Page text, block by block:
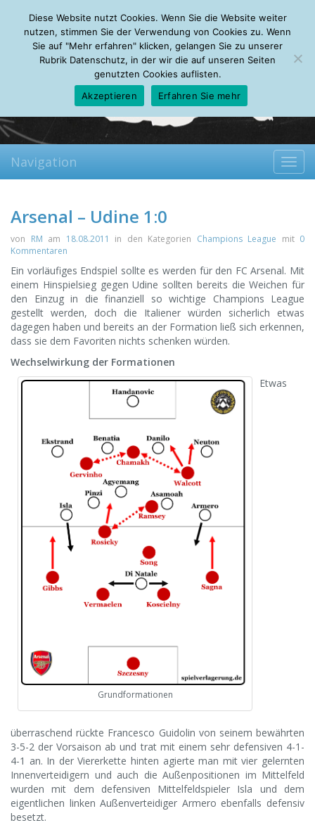
Friday, 07.08.2026
Mein Account
About Autoren Leseempfehlungen FAQ
Navigation
Arsenal – Udine 1:0
von RM am 18.08.2011 in den Kategorien Champions League mit 0
Kommentaren
Ein vorläufiges Endspiel sollte es werden für den FC Arsenal. Mit
einem Hinspielsieg gegen Udine sollten bereits die Weichen für
den Einzug in die finanziell so wichtige Champions League
gestellt werden, doch die Italiener würden sicherlich etwas
dagegen haben und bereits an der Formation ließ sich erkennen,
dass sie dem Favoriten nichts schenken würden.
Wechselwirkung der Formationen
Grundformationen
Etwas
überraschend rückte Francesco Guidolin von seinem bewährten
3-5-2 der Vorsaison ab und trat mit einem sehr defensiven 4-1-
4-1 an. In der Viererkette hinten agierte man mit vier gelernten
Innenverteidigern und auch die Außenpositionen im Mittelfeld
wurden mit dem defensiven Mittelfeldspieler Isla und dem
eigentlichen linken Außenverteidiger Armero ebenfalls defensiv
besetzt.
Diese Website nutzt Cookies. Wenn Sie die Website weiter
nutzen, stimmen Sie der Verwendung von Cookies zu. Wenn
Sie auf "Mehr erfahren" klicken, gelangen Sie zu unserer
Rubrik Datenschutz, in der wir die auf unseren Seiten
genutzten Cookies auflisten.
Akzeptieren
Erfahren Sie mehr